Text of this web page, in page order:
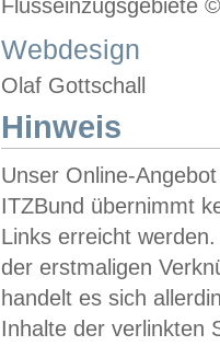
Flusseinzugsgebiete
Webdesign
Olaf Gottschall
Hinweis
Unser Online-
ITZBund übernimmt
Links erreicht
der erstmaligen
handelt es sich
Inhalte der verlinkten